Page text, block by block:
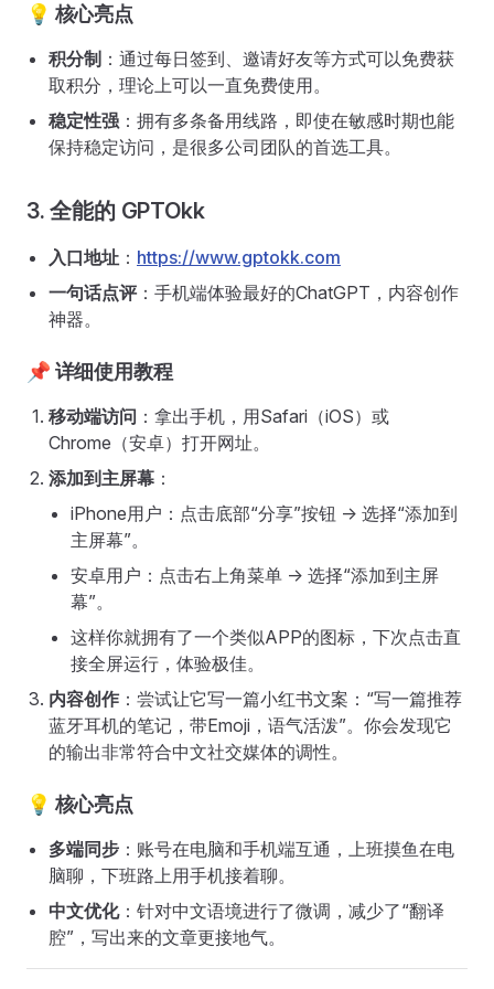
💡 核心亮点
积分制 ：通过每日签到、邀请好友等方式可以免费获
取积分，理论上可以一直免费使用。
稳定性强 ：拥有多条备用线路，即使在敏感时期也能
保持稳定访问，是很多公司团队的首选工具。
3. 全能的 GPTOkk
入口地址 ： https://www.gptokk.com
一句话点评：手机端体验最好的ChatGPT，内容创作
神器。
📌 详细使用教程
移动端访问 ：拿出手机，用Safari（iOS）或
Chrome（安卓）打开网址。
添加到主屏幕 ：
iPhone用户：点击底部“分享”按钮 -> 选择“添加到
主屏幕”。
安卓用户：点击右上角菜单 -> 选择“添加到主屏
幕”。
这样你就拥有了一个类似APP的图标，下次点击直
接全屏运行，体验极佳。
内容创作 ：尝试让它写一篇小红书文案：“写一篇推荐
蓝牙耳机的笔记，带Emoji，语气活泼”。你会发现它
的输出非常符合中文社交媒体的调性。
💡 核心亮点
多端同步 ：账号在电脑和手机端互通，上班摸鱼在电
脑聊，下班路上用手机接着聊。
中文优化：针对中文语境进行了微调，减少了“翻译
腔”，写出来的文章更接地气。